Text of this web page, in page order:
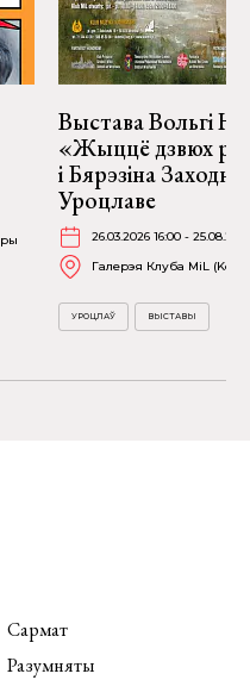
Выстава Вольгі
«Жыццё дзвюх
і Бярэзіна
Уроцлаве
26.03.2026 16:00 -
Галерэя Клуба MiL
УРОЦЛАЎ ВЫСТАВЫ
Сармат
Разумняты